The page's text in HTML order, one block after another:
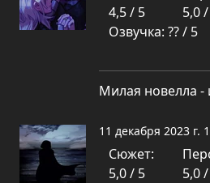
4,5 / 5
5,0
Озвучка: ?? / 5
Милая новелла -
11 декабря 2023 г.
Сюжет:
5,0 / 5
5,0